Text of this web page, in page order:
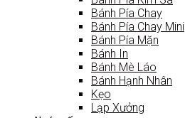
Bánh Pía Chay
Bánh Pía Chay Mini
Bánh Pía Mặn
Bánh In
Bánh Mè Láo
Bánh Hạnh Nhân
Kẹo
Lạp Xưởng